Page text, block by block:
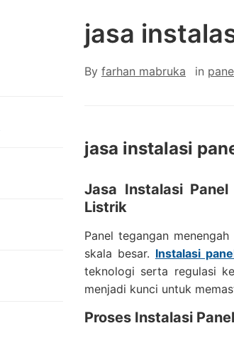
jasa
By farhan mabruka in
jasa instalasi
Jasa Instalasi
Listrik
Panel tegangan
skala besar. Instalasi
teknologi serta regulasi
menjadi kunci untuk
Proses Instalasi